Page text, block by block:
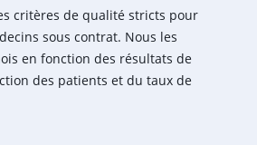
critères de qualité stricts pour
sous contrat. Nous les
en fonction des résultats de
des patients et du taux de